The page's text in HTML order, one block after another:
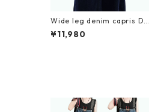
Wide leg denim capris D0
195
¥11,980